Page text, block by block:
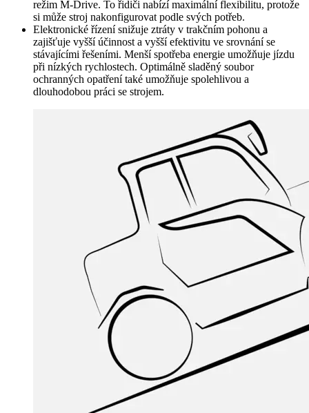
režim M-Drive. To řidiči nabízí maximální flexibilitu, protože
si může stroj nakonfigurovat podle svých potřeb.
Elektronické řízení snižuje ztráty v trakčním pohonu a
zajišťuje vyšší účinnost a vyšší efektivitu ve srovnání se
stávajícími řešeními. Menší spotřeba energie umožňuje jízdu
při nízkých rychlostech. Optimálně sladěný soubor
ochranných opatření také umožňuje spolehlivou a
dlouhodobou práci se strojem.